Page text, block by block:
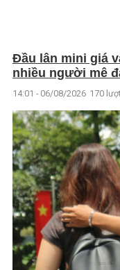
Đầu lân mini giá
nhiều người mê
14:01 - 06/08/2026 170